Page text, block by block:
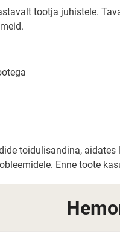
tootja juhistele.
toidulisandina,
Enne toote